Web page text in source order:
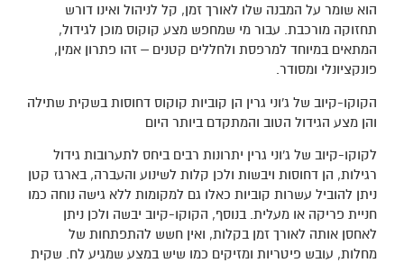
הוא שומר על המבנה שלו לאורך זמן, קל לניהול ואינו דורש
תחזוקה מורכבת. עבור מי שמחפש מצע קוקוס מוכן לגידול,
המתאים במיוחד למרפסת ולחללים קטנים – זהו פתרון אמין,
פונקציונלי ומסודר.
הקוקו-קיוב של ג'וני גרין הן קוביות קוקוס דחוסות בשקית שתילה
והן מצע הגידול הטוב והמתקדם ביותר היום
לקוקו-קיוב של ג'וני גרין יתרונות רבים ביחס לתערובות גידול
רגילות, הן דחוסות ויבשות ולכן קלות לשינוע והעברה, בארגז קטן
ניתן להוביל עשרות קוביות כאלו גם למקומות ללא גישה נוחה כמו
חניית פריקה או מעלית. בנוסף, הקוקו-קיוב יבשה ולכן ניתן
לאחסן אותה לאורך זמן בקלות, ואין חשש להתפתחות של
מחלות, עובש פיטריות ומזיקים כמו שיש במצע שמגיע לח. שקית